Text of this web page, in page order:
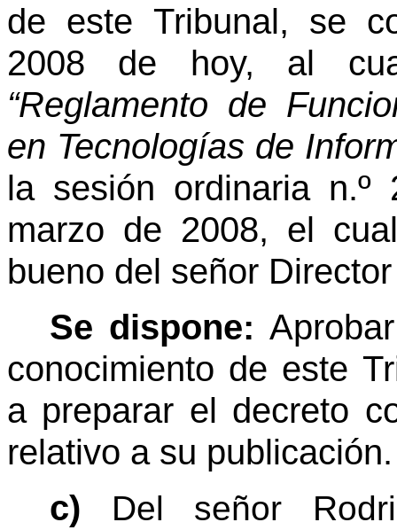
de este Tribunal, se
2008 de hoy, al
“Reglamento de
en Tecnologías de
la sesión ordinaria n.º
marzo de 2008, el
bueno del señor
Se dispone:
conocimiento de este
a preparar el decreto
relativo a su publicación.
c) Del señor